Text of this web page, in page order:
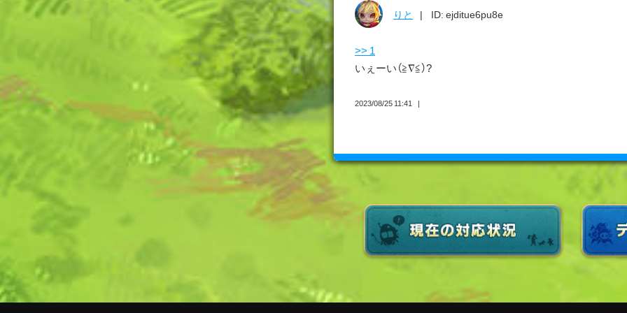
りと ID: ejditue6pu8e
>> 1
いぇーい（≧∇≦）?
2023/08/25 11:41